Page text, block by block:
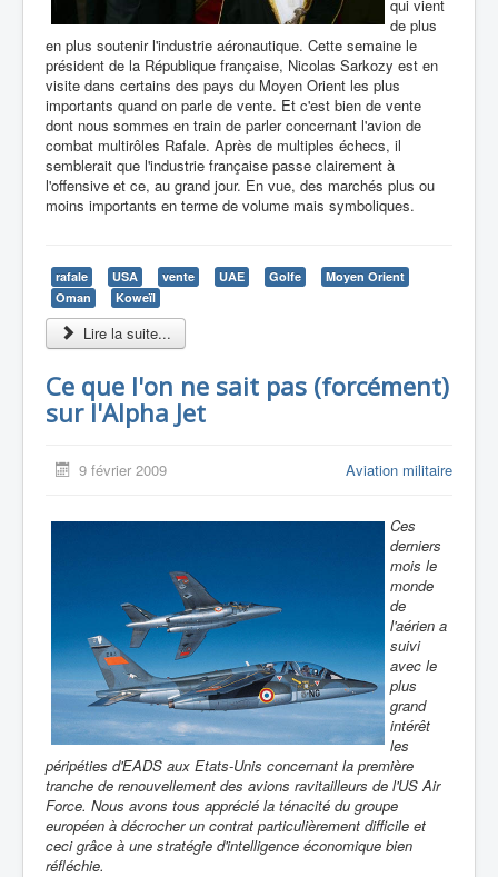
qui vient
de plus
en plus soutenir l'industrie aéronautique. Cette semaine le
président de la République française, Nicolas Sarkozy est en
visite dans certains des pays du Moyen Orient les plus
importants quand on parle de vente. Et c'est bien de vente
dont nous sommes en train de parler concernant l'avion de
combat multirôles Rafale. Après de multiples échecs, il
semblerait que l'industrie française passe clairement à
l'offensive et ce, au grand jour. En vue, des marchés plus ou
moins importants en terme de volume mais symboliques.
rafale USA vente UAE Golfe
Moyen Orient
Oman
Koweïl
Lire la suite...
Ce que l'on ne sait pas (forcément)
sur l'Alpha Jet
9 février 2009 Aviation militaire
Ces
derniers
mois le
monde
de
l'aérien a
suivi
avec le
plus
grand
intérêt
les
péripéties d'EADS aux Etats-Unis concernant la première
tranche de renouvellement des avions ravitailleurs de l'US Air
Force. Nous avons tous apprécié la ténacité du groupe
européen à décrocher un contrat particulièrement difficile et
ceci grâce à une stratégie d'intelligence économique bien
réfléchie.